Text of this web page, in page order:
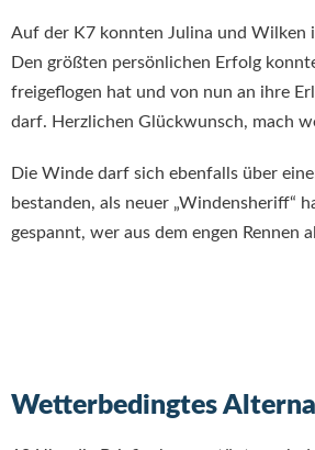
Auf der K7 konnten Julina und Wilken
Den größten persönlichen Erfolg
freigeflogen hat und von nun an ihre
darf. Herzlichen Glückwunsch, mach
Die Winde darf sich ebenfalls über
bestanden, als neuer „Windensheriff“
gespannt, wer aus dem engen Rennen
Wetterbedingtes